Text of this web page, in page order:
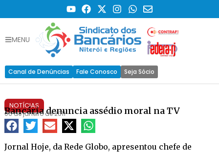
MENU
Canal de Denúncias Fale Conosco Seja Sócio
NOTÍCIAS
Bancária denuncia assédio moral na TV
06 de janeiro de 2011
Jornal Hoje, da Rede Globo, apresentou chefe de